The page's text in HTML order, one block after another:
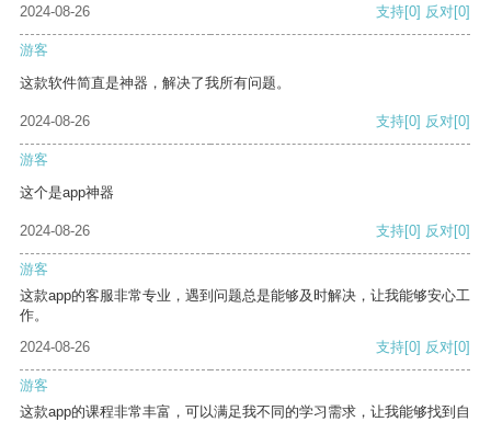
2024-08-26
支持[0] 反对[0]
游客
这款软件简直是神器，解决了我所有问题。
2024-08-26 支持[0] 反对[0]
游客
这个是app神器
2024-08-26 支持[0] 反对[0]
游客
这款app的客服非常专业，遇到问题总是能够及时解决，让我能够安心工
作。
2024-08-26
支持[0] 反对[0]
游客
这款app的课程非常丰富，可以满足我不同的学习需求，让我能够找到自